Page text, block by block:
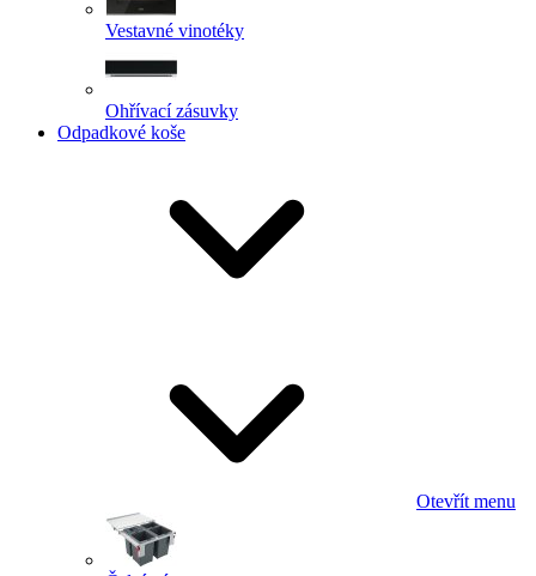
Vestavné vinotéky
Ohřívací zásuvky
Odpadkové koše
Otevřít menu